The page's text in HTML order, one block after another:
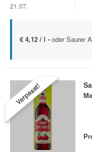
21.07.
€ 4,12 / l - oder Saurer
Verpasst!